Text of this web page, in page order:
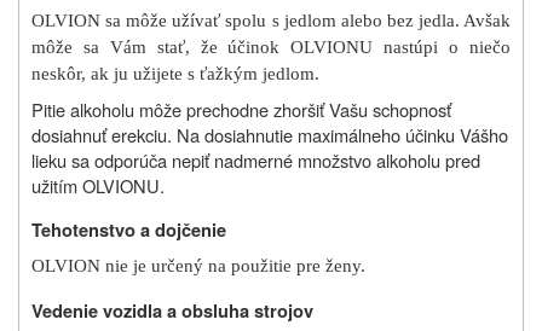
OLVION sa môže užívať spolu s jedlom alebo bez jedla. Avšak
môže sa Vám stať, že účinok OLVIONU nastúpi o niečo
neskôr, ak ju užijete s ťažkým jedlom.
Pitie alkoholu môže prechodne zhoršiť Vašu schopnosť
dosiahnuť erekciu. Na dosiahnutie maximálneho účinku Vášho
lieku sa odporúča nepiť nadmerné množstvo alkoholu pred
užitím OLVIONU.
Tehotenstvo a dojčenie
OLVION nie je určený na použitie pre ženy.
Vedenie vozidla a obsluha strojov